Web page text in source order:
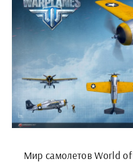
Мир самолетов World